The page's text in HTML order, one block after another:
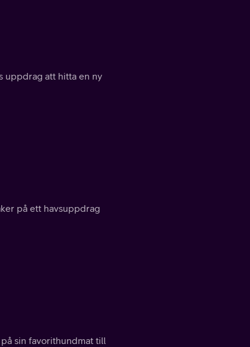
uppdrag att hitta en ny
på ett havsuppdrag
sin favorithundmat till